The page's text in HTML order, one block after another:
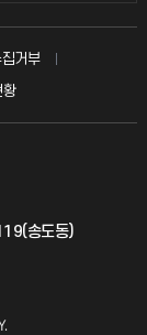
거부
황
송도동)